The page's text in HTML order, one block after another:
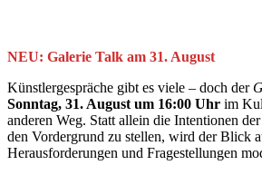
NEU: Galerie Talk am 31. August
Künstlergespräche gibt es viele – doch der
Sonntag, 31. August um 16:00 Uhr im
anderen Weg. Statt allein die Intentionen
den Vordergrund zu stellen, wird der Blick
Herausforderungen und Fragestellungen